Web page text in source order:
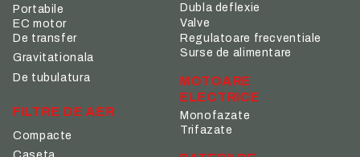
Portabile
EC motor
Dubla deflexie
Valve
De transfer
Gravitationala
De tubulatura
FILTRE DE AER
Compacte
Regulatoare frecventiale
Surse de alimentare
MOTOARE
ELECTRICE
Monofazate
Trifazate